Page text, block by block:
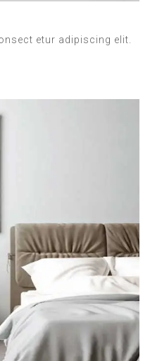
etur adipiscing elit.